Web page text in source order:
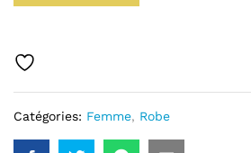
Catégories: Femme, Robe